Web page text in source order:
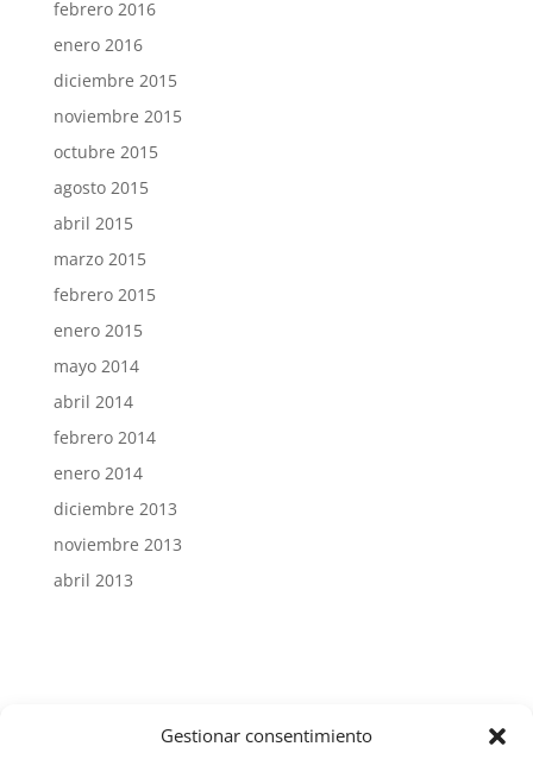
Gestionar consentimiento
febrero 2016
enero 2016
diciembre 2015
noviembre 2015
octubre 2015
agosto 2015
abril 2015
marzo 2015
febrero 2015
enero 2015
mayo 2014
abril 2014
febrero 2014
enero 2014
diciembre 2013
noviembre 2013
abril 2013